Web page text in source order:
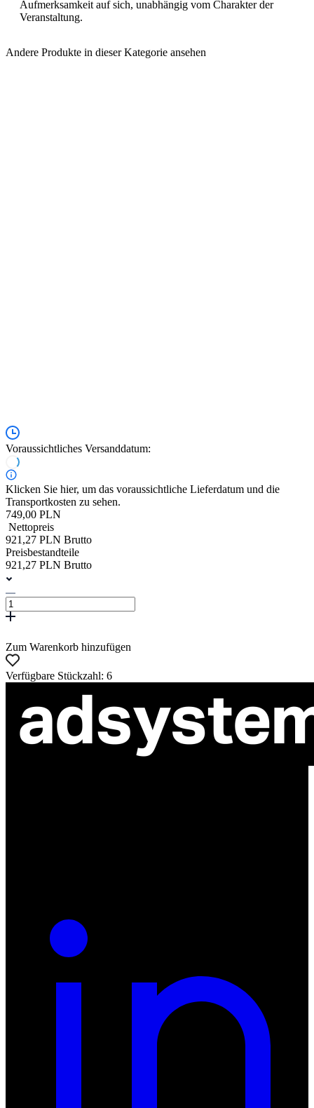
Aufmerksamkeit auf sich, unabhängig vom Charakter der
Veranstaltung.
Andere Produkte in dieser Kategorie ansehen
Voraussichtliches Versanddatum:
Klicken Sie hier, um das voraussichtliche Lieferdatum und die
Transportkosten zu sehen.
749,00 PLN
Nettopreis
921,27 PLN Brutto
Preisbestandteile
921,27 PLN Brutto
Zum Warenkorb hinzufügen
Verfügbare Stückzahl: 6